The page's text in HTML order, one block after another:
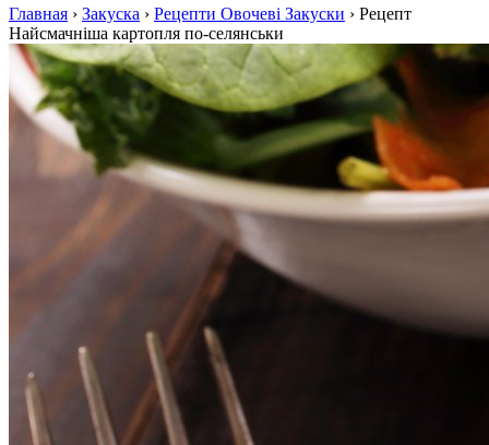
Главная › Закуска › Рецепти Овочеві Закуски › Рецепт
Найсмачніша картопля по-селянськи